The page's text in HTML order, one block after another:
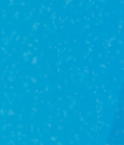
3 Проверка прав
4
Анализ
аспектов сделки
Передача